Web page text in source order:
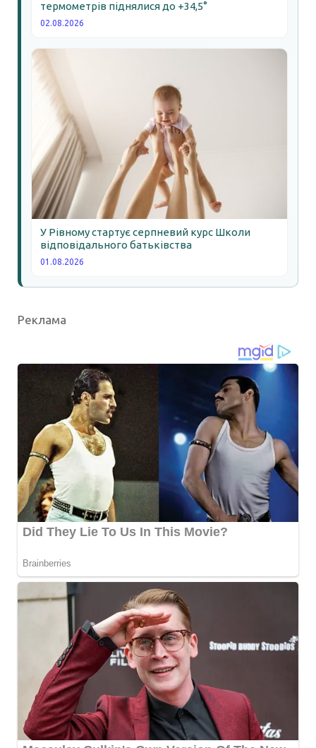
термометрів піднялися до +34,5°
02.08.2026
У Рівному стартує серпневий курс Школи
відповідального батьківства
01.08.2026
Реклама